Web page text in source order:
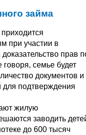
займа
при участии в
прав
семье будет
документов и
для подтверждения
жилую
заводить
до 600 тысяч